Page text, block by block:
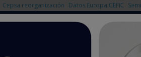
Cepsa reorganización Datos Europa CEFIC